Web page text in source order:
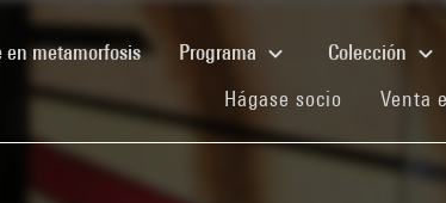
en metamorfosis(current)Programa Colección
Hágase socio (current)
Venta